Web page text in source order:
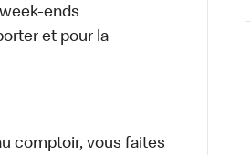
ends
et pour la
comptoir, vous faites